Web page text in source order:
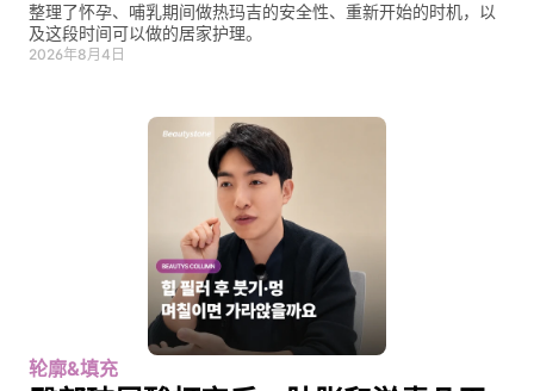
整理了怀孕、哺乳期间做热玛吉的安全性、重新开始的时机，以
及这段时间可以做的居家护理。
2026年8月4日
轮廓&填充